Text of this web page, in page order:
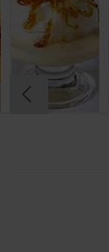
cașcaval
Cel mult 60 minute
Rafinat